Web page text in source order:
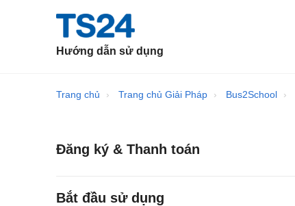
Hướng dẫn sử dụng
Trang chủ Trang chủ Giải Pháp Bus2School
Đăng ký & Thanh toán
Bắt đầu sử dụng